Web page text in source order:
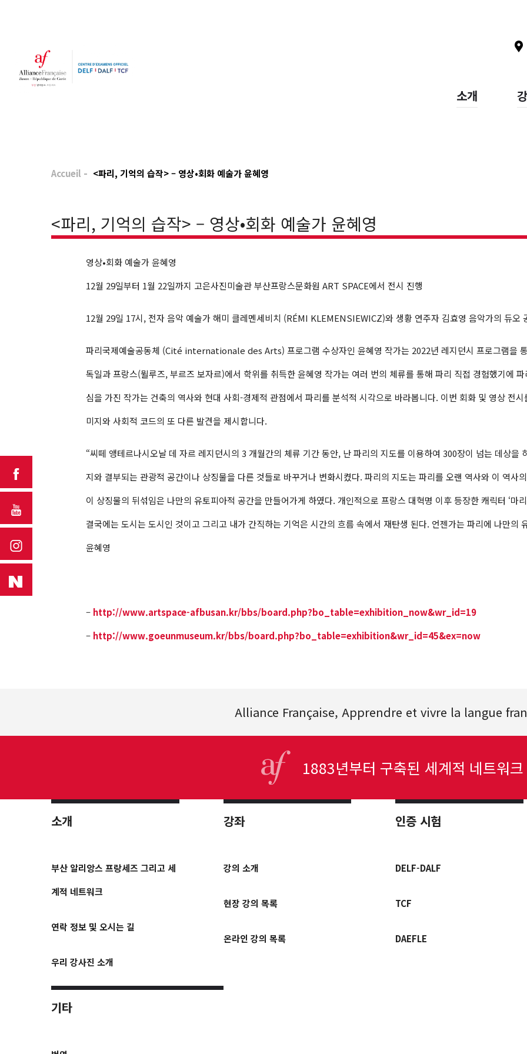
소개
Accueil <파리, 기억의 습작> – 영상•회화 예술가 윤혜영
<파리, 기억의 습작> – 영상•회화 예술가 윤혜영
영상•회화 예술가 윤혜영
12월 29일부터 1월 22일까지 고은사진미술관 부산프랑스문화원 ART SPACE에서 전시 진행
12월 29일 17시, 전자 음악 예술가 해미 클레멘세비치 (RÉMI KLEMENSIEWICZ)와 생황 연주자 김효영 음악가의 듀오
파리국제예술공동체 (Cité internationale des Arts) 프로그램 수상자인 윤혜영 작가는 2022년 레지던시 프로그램을
독일과 프랑스(뮐루즈, 부르즈 보자르)에서 학위를 취득한 윤혜영 작가는 여러 번의 체류를 통해 파리 직접 경험했기에
심을 가진 작가는 건축의 역사와 현대 사회-경제적 관점에서 파리를 분석적 시각으로 바라봅니다. 이번 회화 및 영상 전
미지와 사회적 코드의 또 다른 발견을 제시합니다.
“씨떼 앵테르나시오날 데 자르 레지던시의 3 개월간의 체류 기간 동안, 난 파리의 지도를 이용하여 300장이 넘는 데상을
지와 결부되는 관광적 공간이나 상징물을 다른 것들로 바꾸거나 변화시켰다. 파리의 지도는 파리를 오랜 역사와 이 역사
이 상징물의 뒤섞임은 나만의 유토피아적 공간을 만들어가게 하였다. 개인적으로 프랑스 대혁명 이후 등장한 캐릭터 ‘마
결국에는 도시는 도시인 것이고 그리고 내가 간직하는 기억은 시간의 흐름 속에서 재탄생 된다. 언젠가는 파리에 나만의
윤혜영
– http://www.artspace-afbusan.kr/bbs/board.php?bo_table=exhibition_now&wr_id=19
– http://www.goeunmuseum.kr/bbs/board.php?bo_table=exhibition&wr_id=45&ex=now
Alliance Française, Apprendre et vivre la langue
1883년부터 구축된 세계적 네트워크
소개
부산 알리앙스 프랑세즈 그리고 세
계적 네트워크
연락 정보 및 오시는 길
우리 강사진 소개
강좌
강의 소개
현장 강의 목록
온라인 강의 목록
인증 시험
DELF-DALF
TCF
DAEFLE
기타